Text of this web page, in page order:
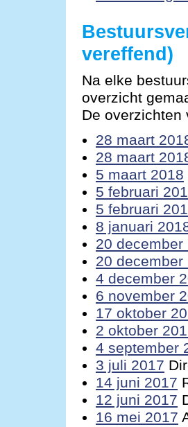
vereffend)
Na elke
overzicht
De overzichten
28 maart
28 maart
5 maart 2018
5 februari
5 februari
8 januari
20 december
20 december
4 december
6 november
17 oktober
2 oktober
4 september
3 juli 2017
14 juni 2017
12 juni 2017
16 mei 2017